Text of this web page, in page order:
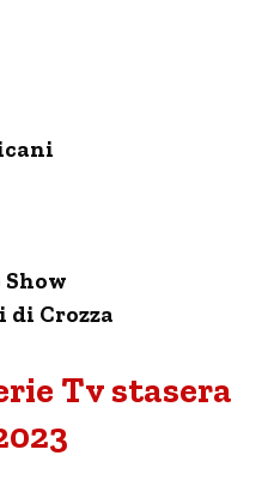
Crozza
Tv stasera